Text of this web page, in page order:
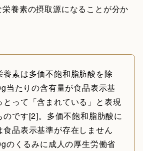
養素の摂取源になることが分か
養素は多価不飽和脂肪酸を除
当たりの含有量が食品表示基
とって「含まれている」と表現
のです[2]。多価不飽和脂肪酸に
食品表示基準が存在しません
のくるみに成人の厚生労働省